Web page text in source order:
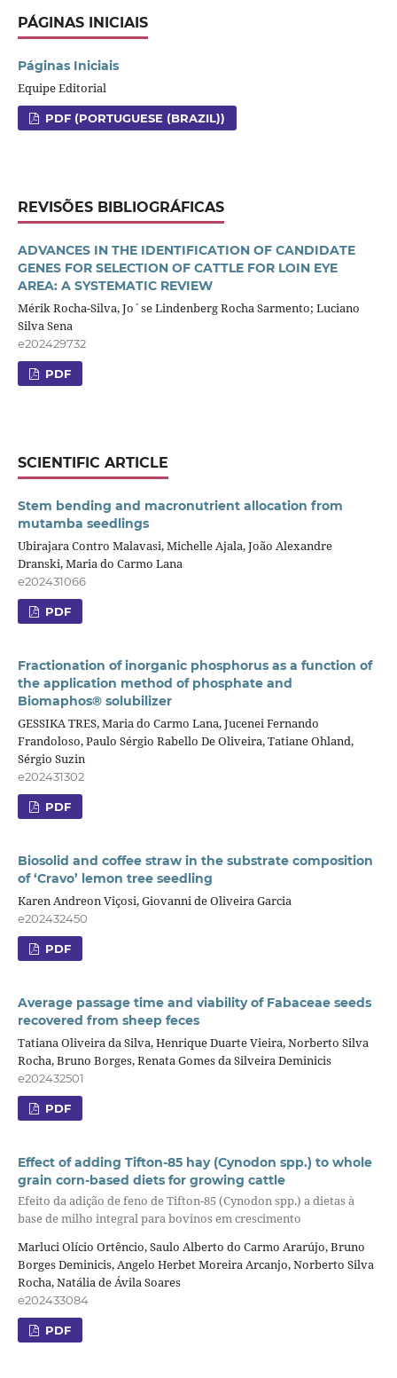
PÁGINAS INICIAIS
Páginas Iniciais
Equipe Editorial
PDF (PORTUGUESE (BRAZIL))
REVISÕES BIBLIOGRÁFICAS
ADVANCES IN THE IDENTIFICATION OF CANDIDATE
GENES FOR SELECTION OF CATTLE FOR LOIN EYE
AREA: A SYSTEMATIC REVIEW
Mérik Rocha-Silva, Jo´se Lindenberg Rocha Sarmento; Luciano
Silva Sena
e202429732
PDF
SCIENTIFIC ARTICLE
Stem bending and macronutrient allocation from
mutamba seedlings
Ubirajara Contro Malavasi, Michelle Ajala, João Alexandre
Dranski, Maria do Carmo Lana
e202431066
PDF
Fractionation of inorganic phosphorus as a function of
the application method of phosphate and
Biomaphos® solubilizer
GESSIKA TRES, Maria do Carmo Lana, Jucenei Fernando
Frandoloso, Paulo Sérgio Rabello De Oliveira, Tatiane Ohland,
Sérgio Suzin
e202431302
PDF
Biosolid and coffee straw in the substrate composition
of ‘Cravo’ lemon tree seedling
Karen Andreon Viçosi, Giovanni de Oliveira Garcia
e202432450
PDF
Average passage time and viability of Fabaceae seeds
recovered from sheep feces
Tatiana Oliveira da Silva, Henrique Duarte Vieira, Norberto Silva
Rocha, Bruno Borges, Renata Gomes da Silveira Deminicis
e202432501
PDF
Effect of adding Tifton-85 hay (Cynodon spp.) to whole
grain corn-based diets for growing cattle
Efeito da adição de feno de Tifton-85 (Cynodon spp.) a dietas à
base de milho integral para bovinos em crescimento
Marluci Olício Ortêncio, Saulo Alberto do Carmo Ararújo, Bruno
Borges Deminicis, Angelo Herbet Moreira Arcanjo, Norberto Silva
Rocha, Natália de Ávila Soares
e202433084
PDF